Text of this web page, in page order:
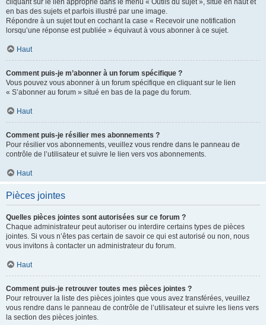
cliquant sur le lien approprié dans le menu « Outils du sujet », situé en haut et
en bas des sujets et parfois illustré par une image.
Répondre à un sujet tout en cochant la case « Recevoir une notification
lorsqu’une réponse est publiée » équivaut à vous abonner à ce sujet.
Haut
Comment puis-je m’abonner à un forum spécifique ?
Vous pouvez vous abonner à un forum spécifique en cliquant sur le lien
« S’abonner au forum » situé en bas de la page du forum.
Haut
Comment puis-je résilier mes abonnements ?
Pour résilier vos abonnements, veuillez vous rendre dans le panneau de
contrôle de l’utilisateur et suivre le lien vers vos abonnements.
Haut
Pièces jointes
Quelles pièces jointes sont autorisées sur ce forum ?
Chaque administrateur peut autoriser ou interdire certains types de pièces
jointes. Si vous n’êtes pas certain de savoir ce qui est autorisé ou non, nous
vous invitons à contacter un administrateur du forum.
Haut
Comment puis-je retrouver toutes mes pièces jointes ?
Pour retrouver la liste des pièces jointes que vous avez transférées, veuillez
vous rendre dans le panneau de contrôle de l’utilisateur et suivre les liens vers
la section des pièces jointes.